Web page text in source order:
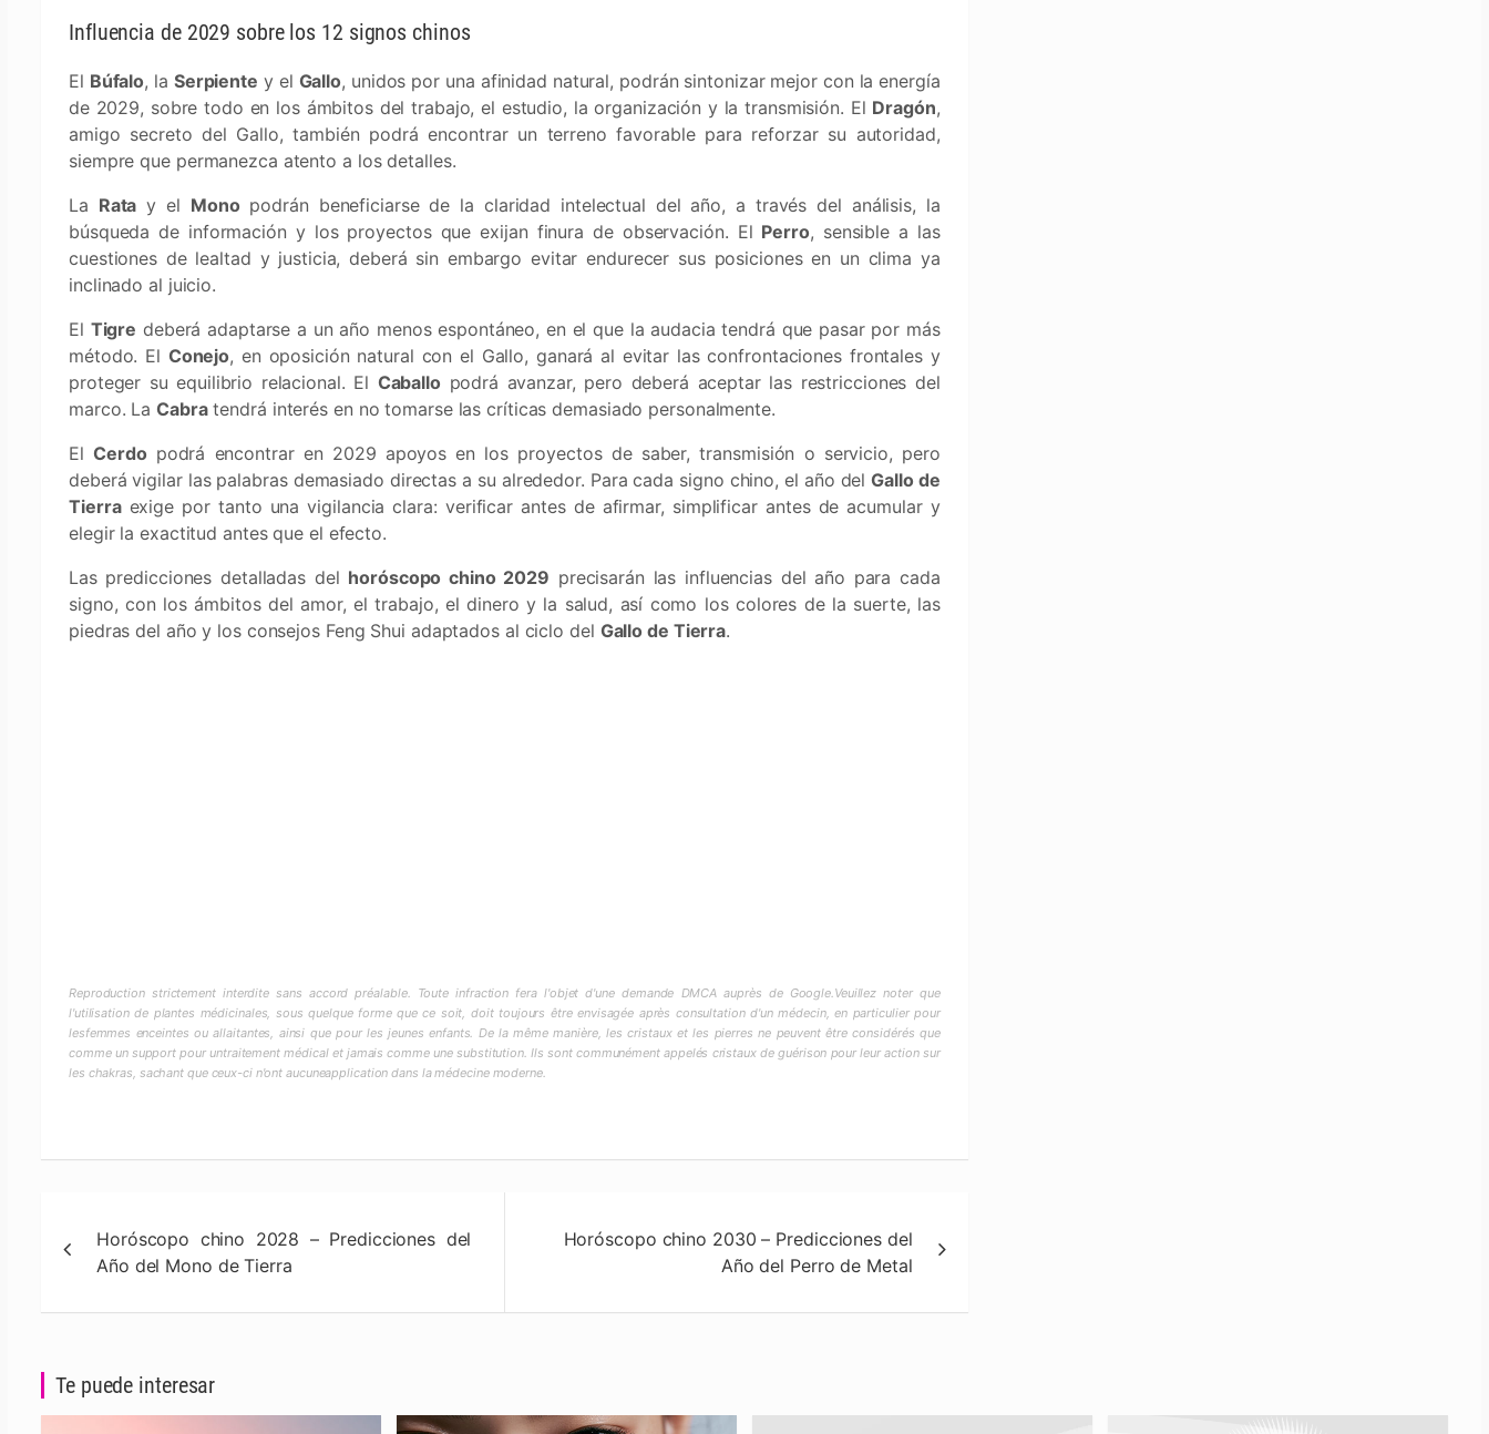
Influencia de 2029 sobre los 12 signos chinos
El Búfalo, la Serpiente y el Gallo, unidos por una afinidad natural, podrán sintonizar mejor con la energía
de 2029, sobre todo en los ámbitos del trabajo, el estudio, la organización y la transmisión. El Dragón,
amigo secreto del Gallo, también podrá encontrar un terreno favorable para reforzar su autoridad,
siempre que permanezca atento a los detalles.
La Rata y el Monopodrán beneficiarse de la claridad intelectual del año, a través del análisis, la
búsqueda de información y los proyectos que exijan finura de observación. El Perro, sensible a las
cuestiones de lealtad y justicia, deberá sin embargo evitar endurecer sus posiciones en un clima ya
inclinado al juicio.
El Tigre deberá adaptarse a un año menos espontáneo, en el que la audacia tendrá que pasar por más
método. El Conejo, en oposición natural con el Gallo, ganará al evitar las confrontaciones frontales y
proteger su equilibrio relacional. El Caballopodrá avanzar, pero deberá aceptar las restricciones del
marco. LaCabratendrá interés en no tomarse las críticas demasiado personalmente.
ElCerdopodrá encontrar en 2029 apoyos en los proyectos de saber, transmisión o servicio, pero
deberá vigilar las palabras demasiado directas a su alrededor. Para cada signo chino, el año delGallo de
Tierraexige por tanto una vigilancia clara: verificar antes de afirmar, simplificar antes de acumular y
elegir la exactitud antes que el efecto.
Las predicciones detalladas del horóscopo chino 2029 precisarán las influencias del año para cada
signo, con los ámbitos del amor, el trabajo, el dinero y la salud, así como los colores de la suerte, las
piedras del año y los consejos Feng Shui adaptados al ciclo del Gallo de Tierra.
Reproduction strictement interdite sans accord préalable. Toute infraction fera l'objet d'une demande DMCA auprès de Google.Veuillez noter que
l'utilisation de plantes médicinales, sous quelque forme que ce soit, doit toujours être envisagée après consultation d'un médecin, en particulier pour
lesfemmes enceintes ou allaitantes, ainsi que pour les jeunes enfants. De la même manière, les cristaux et les pierres ne peuvent être considérés que
comme un support pour untraitement médical et jamais comme une substitution. Ils sont communément appelés cristaux de guérison pour leur action sur
les chakras, sachant que ceux-ci n'ont aucuneapplication dans la médecine moderne.
de
Horóscopo chino 2028 – Predicciones del
Año del Mono de Tierra
Horóscopo chino 2030 – Predicciones del
Año del Perro de Metal
Te puede interesar